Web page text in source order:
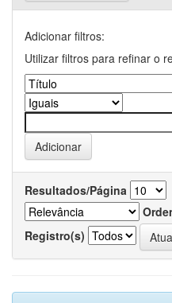
Adicionar filtros:
Utilizar filtros para refinar o
Resultados/Página
Registro(s)